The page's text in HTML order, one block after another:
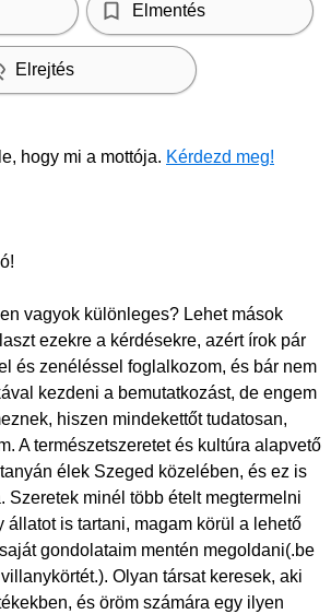
Elmentés
Elrejtés
hogy mi a mottója. Kérdezd meg!
vagyok különleges? Lehet mások
ezekre a kérdésekre, azért írok pár
és zenéléssel foglalkozom, és bár nem
kezdeni a bemutatkozást, de engem
hiszen mindekettőt tudatosan,
A természetszeretet és kultúra alapvető
élek Szeged közelében, és ez is
Szeretek minél több ételt megtermelni
állatot is tartani, magam körül a lehető
gondolataim mentén megoldani(.be
Olyan társat keresek, aki
és öröm számára egy ilyen